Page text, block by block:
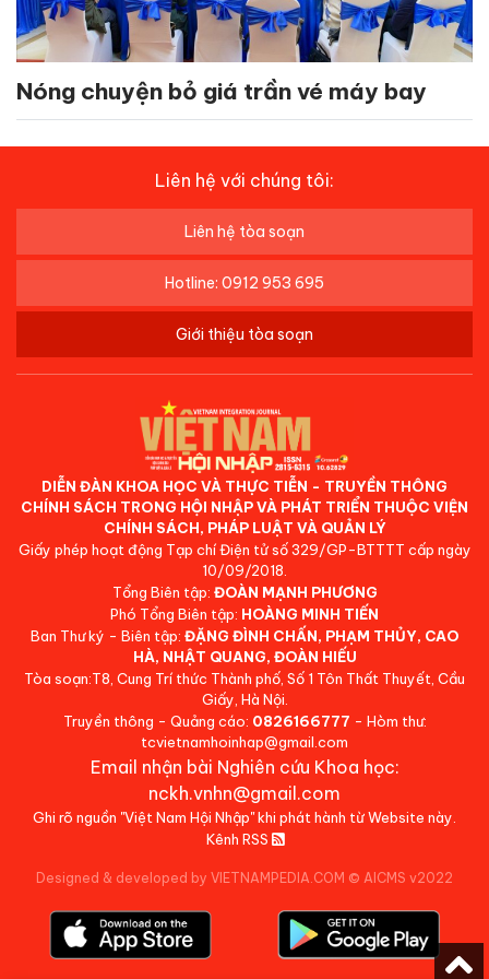
Nóng chuyện bỏ giá trần vé máy bay
Liên hệ với chúng tôi:
Liên hệ tòa soạn
Hotline: 0912 953 695
Giới thiệu tòa soạn
DIỄN ĐÀN KHOA HỌC VÀ THỰC TIỄN - TRUYỀN THÔNG
CHÍNH SÁCH TRONG HỘI NHẬP VÀ PHÁT TRIỂN THUỘC VIỆN
CHÍNH SÁCH, PHÁP LUẬT VÀ QUẢN LÝ
Giấy phép hoạt động Tạp chí Điện tử số 329/GP-BTTTT cấp ngày
10/09/2018.
Tổng Biên tập: ĐOÀN MẠNH PHƯƠNG
Phó Tổng Biên tập: HOÀNG MINH TIẾN
Ban Thư ký - Biên tập: ĐẶNG ĐÌNH CHẤN, PHẠM THỦY, CAO
HÀ, NHẬT QUANG, ĐOÀN HIẾU
Tòa soạn:T8, Cung Trí thức Thành phố, Số 1 Tôn Thất Thuyết, Cầu
Giấy, Hà Nội.
Truyền thông - Quảng cáo: 0826166777 - Hòm thư:
tcvietnamhoinhap@gmail.com
Email nhận bài Nghiên cứu Khoa học:
nckh.vnhn@gmail.com
Ghi rõ nguồn "Việt Nam Hội Nhập" khi phát hành từ Website này.
Kênh RSS
Designed & developed by VIETNAMPEDIA.COM © AICMS v2022